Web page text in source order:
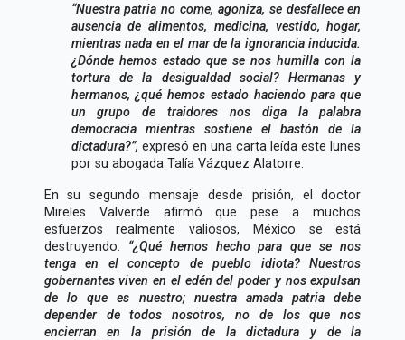
Nuestra patria no come, agoniza, se desfallece en
ausencia de alimentos, medicina, vestido, hogar,
mientras nada en el mar de la ignorancia inducida.
¿Dónde hemos estado que se nos humilla con la
tortura de la desigualdad social? Hermanas y
hermanos, ¿qué hemos estado haciendo para que
un grupo de traidores nos diga la palabra
democracia mientras sostiene el bastón de la
dictadura? , expresó en una carta leída este lunes
por su abogada Talía Vázquez Alatorre.
En su segundo mensaje desde prisión, el doctor
Mireles Valverde afirmó que pese a muchos
esfuerzos realmente valiosos, México se está
destruyendo.
¿Qué hemos hecho para que se nos
tenga en el concepto de pueblo idiota? Nuestros
gobernantes viven en el edén del poder y nos expulsan
de lo que es nuestro; nuestra amada patria debe
depender de todos nosotros, no de los que nos
encierran en la prisión de la dictadura y de la